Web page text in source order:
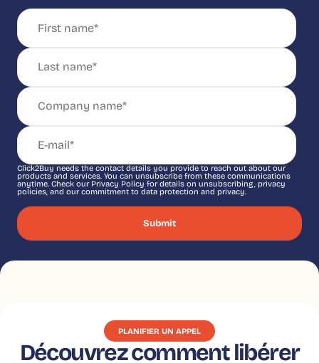
Click2Buy needs the contact details you provide to reach out about our
products and services. You can unsubscribe from these communications
anytime. Check our Privacy Policy for details on unsubscribing, privacy
policies, and our commitment to data protection and privacy.
PLANIFIER UN APPEL
Découvrez comment libérer